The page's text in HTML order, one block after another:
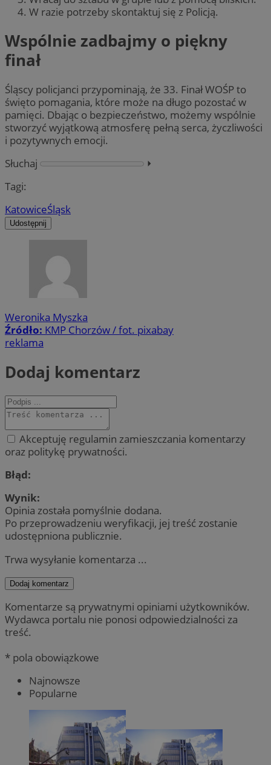
W razie potrzeby skontaktuj się z Policją.
Wspólnie zadbajmy o piękny
finał
Śląscy policjanci przypominają, że 33. Finał WOŚP to
święto pomagania, które może na długo pozostać w
pamięci. Dbając o bezpieczeństwo, możemy wspólnie
stworzyć wyjątkową atmosferę pełną serca, życzliwości
i pozytywnych emocji.
Słuchaj
⏵︎
Tagi:
KatowiceŚląsk
Udostępnij
Weronika Myszka
Źródło: KMP Chorzów / fot. pixabay
reklama
Dodaj komentarz
Akceptuję regulamin zamieszczania komentarzy
oraz politykę prywatności.
Błąd:
Wynik:
Opinia została pomyślnie dodana.
Po przeprowadzeniu weryfikacji, jej treść zostanie
udostępniona publicznie.
Trwa wysyłanie komentarza ...
Dodaj komentarz
Komentarze są prywatnymi opiniami użytkowników.
Wydawca portalu nie ponosi odpowiedzialności za
treść.
* pola obowiązkowe
Najnowsze
Popularne